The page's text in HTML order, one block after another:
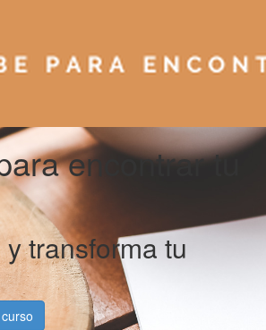
encontrar tu
transforma tu